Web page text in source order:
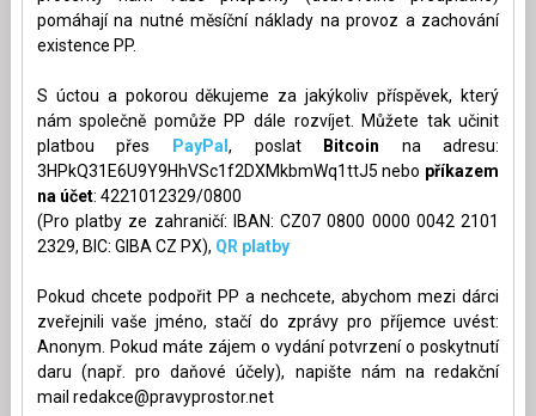
pomáhají na nutné měsíční náklady na provoz a zachování
existence PP.
S úctou a pokorou děkujeme za jakýkoliv příspěvek, který
nám společně pomůže PP dále rozvíjet. Můžete tak učinit
platbou přes
PayPal , poslat Bitcoin na adresu:
3HPkQ31E6U9Y9HhVSc1f2DXMkbmWq1ttJ5 nebo příkazem
na účet: 4221012329/0800
(Pro platby ze zahraničí: IBAN: CZ07 0800 0000 0042 2101
2329, BIC: GIBA CZ PX), QR platby
Pokud chcete podpořit PP a nechcete, abychom mezi dárci
zveřejnili vaše jméno, stačí do zprávy pro příjemce uvést:
Anonym. Pokud máte zájem o vydání potvrzení o poskytnutí
daru (např. pro daňové účely), napište nám na redakční
mail redakce@pravyprostor.net